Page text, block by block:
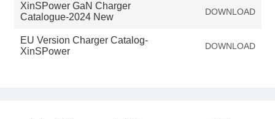
XinSPower GaN Charger
Catalogue-2024 New
DOWNLOAD
EU Version Charger Catalog-
XinSPower
DOWNLOAD